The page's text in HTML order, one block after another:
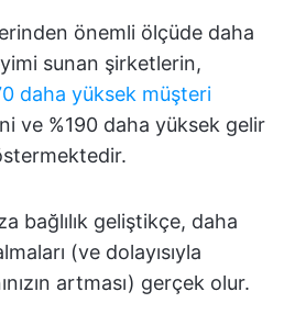
önemli ölçüde daha
sunan şirketlerin,
daha yüksek müşteri
ve %190 daha yüksek gelir
bağlılık geliştikçe, daha
(ve dolayısıyla
artması) gerçek olur.